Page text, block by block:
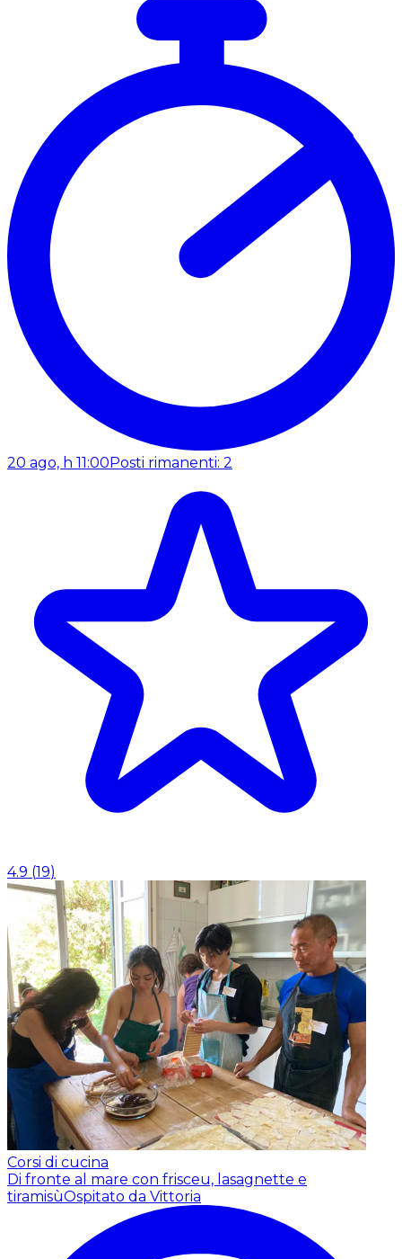
20 ago, h 11:00Posti rimanenti: 2
4.9 (19)
Corsi di cucina
Di fronte al mare con frisceu, lasagnette e
tiramisùOspitato da Vittoria